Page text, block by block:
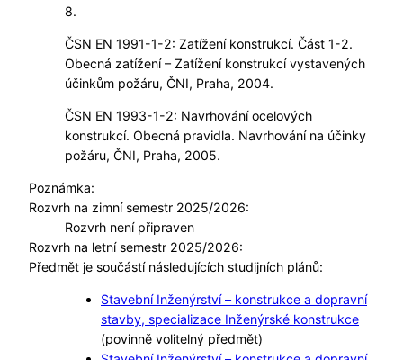
8.
ČSN EN 1991-1-2: Zatížení konstrukcí. Část 1-2.
Obecná zatížení – Zatížení konstrukcí vystavených
účinkům požáru, ČNI, Praha, 2004.
ČSN EN 1993-1-2: Navrhování ocelových
konstrukcí. Obecná pravidla. Navrhování na účinky
požáru, ČNI, Praha, 2005.
Poznámka:
Rozvrh na zimní semestr 2025/2026:
Rozvrh není připraven
Rozvrh na letní semestr 2025/2026:
Předmět je součástí následujících studijních plánů:
Stavební Inženýrství – konstrukce a dopravní
stavby, specializace Inženýrské konstrukce
(povinně volitelný předmět)